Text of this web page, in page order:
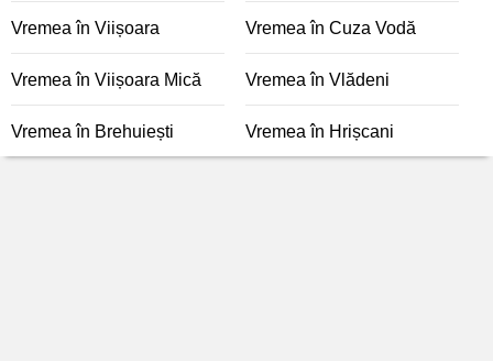
Vremea în Viișoara Vremea în Cuza Vodă
Vremea în Viișoara Mică Vremea în Vlădeni
Vremea în Brehuiești Vremea în Hrișcani